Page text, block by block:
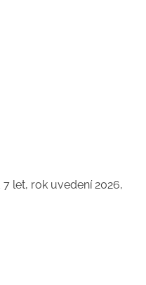
let, rok uvedení 2026,